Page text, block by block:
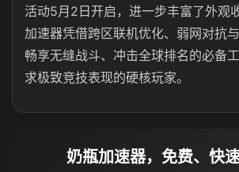
活动5月2日开启，进一步丰富了外观
加速器凭借跨区联机优化、弱网对抗
畅享无缝战斗、冲击全球排名的必备
求极致竞技表现的硬核玩家。
奶瓶加速器，免费、快